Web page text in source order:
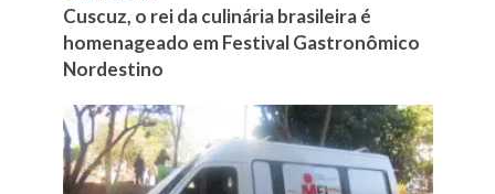
Cuscuz, o rei da culinária brasileira é
homenageado em Festival Gastronômico
Nordestino